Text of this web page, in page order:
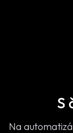
S
Na